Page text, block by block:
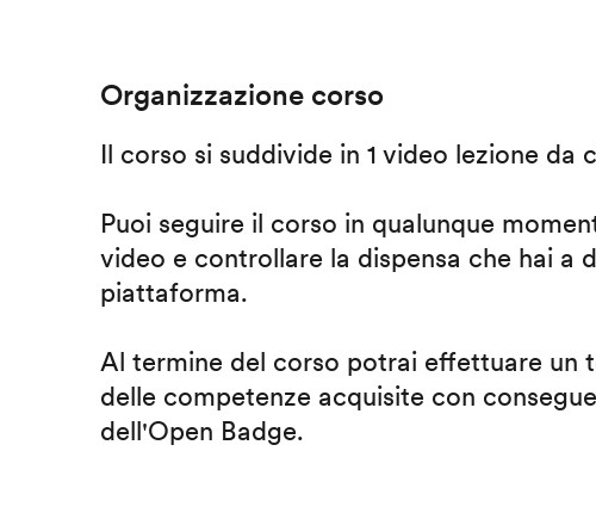
Organizzazione corso
Il corso si suddivide in 1 video lezione da
Puoi seguire il corso in qualunque
video e controllare la dispensa che hai a
piattaforma.
Al termine del corso potrai effettuare un
delle competenze acquisite con
dell'Open Badge.